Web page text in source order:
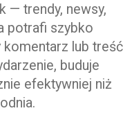
— trendy, newsy,
potrafi szybko
lub treść
buduje
efektywniej niż